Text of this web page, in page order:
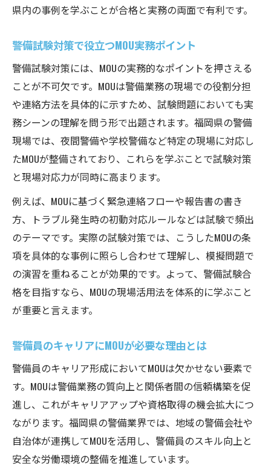
県内の事例を学ぶことが合格と実務の両面で有利です。
警備試験対策で役立つMOU実務ポイント
警備試験対策には、MOUの実務的なポイントを押さえる
ことが不可欠です。MOUは警備業務の現場での役割分担
や連絡方法を具体的に示すため、試験問題においても実
務シーンの理解を問う形で出題されます。福岡県の警備
現場では、夜間警備や学校警備など特定の現場に対応し
たMOUが整備されており、これらを学ぶことで試験対策
と現場対応力が同時に高まります。
例えば、MOUに基づく緊急連絡フローや報告書の書き
方、トラブル発生時の初動対応ルールなどは試験で頻出
のテーマです。実際の試験対策では、こうしたMOUの条
項を具体的な事例に照らし合わせて理解し、模擬問題で
の演習を重ねることが効果的です。よって、警備試験合
格を目指すなら、MOUの現場活用法を体系的に学ぶこと
が重要と言えます。
警備員のキャリアにMOUが必要な理由とは
警備員のキャリア形成においてMOUは欠かせない要素で
す。MOUは警備業務の質向上と関係者間の信頼構築を促
進し、これがキャリアアップや資格取得の機会拡大につ
ながります。福岡県の警備業界では、地域の警備会社や
自治体が連携してMOUを活用し、警備員のスキル向上と
安全な労働環境の整備を推進しています。